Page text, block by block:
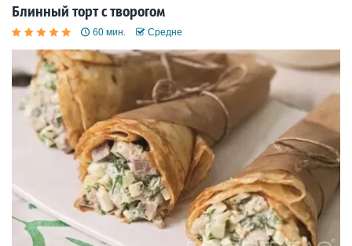
Блинный торт с творогом
60 мин. Средне